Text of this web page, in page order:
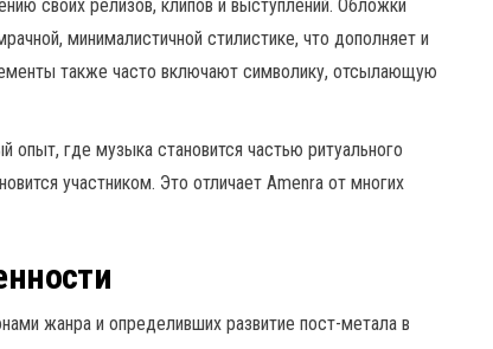
своих релизов, клипов и выступлений. Обложки
минималистичной стилистике, что дополняет и
также часто включают символику, отсылающую
где музыка становится частью ритуального
участником. Это отличает Amenra от многих
жанра и определивших развитие пост-метала в